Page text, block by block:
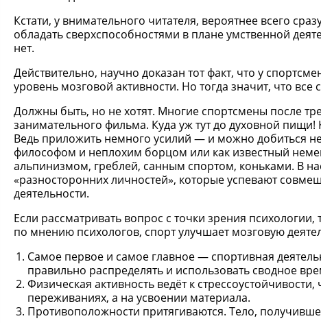
Кстати, у внимательного читателя, вероятнее всего
обладать сверхспособностями в плане умственной
нет.
Действительно, научно доказан тот факт, что у
уровень мозговой активности. Но тогда значит, что
Должны быть, но не хотят. Многие спортсмены после
занимательного фильма. Куда уж тут до духовной
Ведь приложить немного усилий — и можно добиться
философом и неплохим борцом или как известный
альпинизмом, греблей, санным спортом, коньками. В
«разносторонних личностей», которые успевают
деятельности.
Если рассматривать вопрос с точки зрения
по мнению психологов, спорт улучшает мозговую
Самое первое и самое главное — спортивная
правильно распределять и использовать сводное
Физическая активность ведёт к
переживаниях, а на усвоении материала.
Противоположности притягиваются. Тело,